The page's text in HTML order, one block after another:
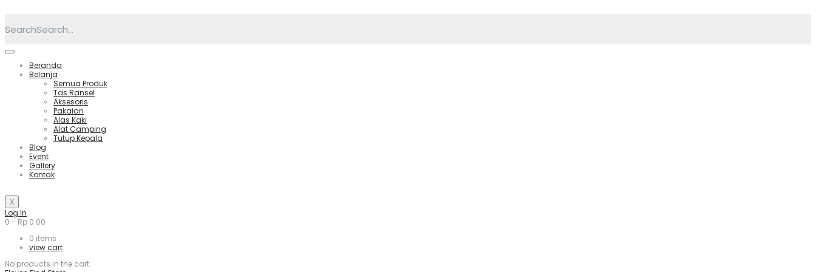
Search
Beranda
Belanja
Semua Produk
Tas Ransel
Aksesoris
Pakaian
Alas Kaki
Alat Camping
Tutup Kepala
Blog
Event
Gallery
Kontak
X
Log In
0 - Rp 0.00
0 items
view cart
No products in the cart.